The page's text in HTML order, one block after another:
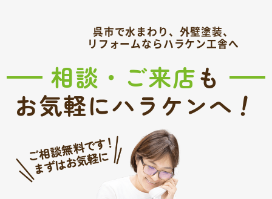
呉市で水まわり、外壁塗装、
リフォームならハラケン工舎へ
相談・ご来店も
お気軽にハラケンへ！